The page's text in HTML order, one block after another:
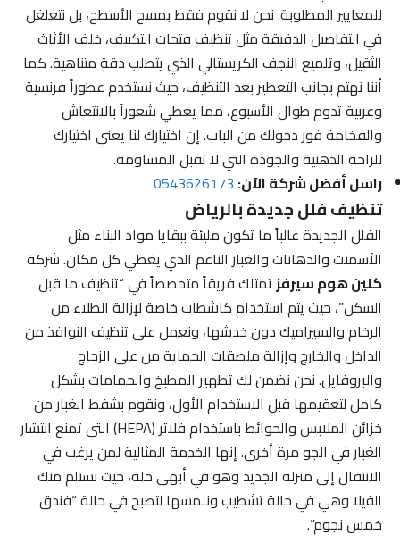
للمعايير المطلوبة. نحن لا نقوم فقط بمسح الأسطح، بل نتغلغل
في التفاصيل الدقيقة مثل تنظيف فتحات التكييف، خلف الأثاث
الثقيل، وتلميع النجف الكريستالي الذي يتطلب دقة متناهية. كما
أننا نهتم بجانب التعطير بعد التنظيف، حيث نستخدم عطوراً فرنسية
وعربية تدوم طوال الأسبوع، مما يعطي شعوراً بالانتعاش
والفخامة فور دخولك من الباب. إن اختيارك لنا يعني اختيارك
للراحة الذهنية والجودة التي لا تقبل المساومة.
راسل أفضل شركة الآن:0543626173
تنظيف فلل جديدة بالرياض
الفلل الجديدة غالباً ما تكون مليئة ببقايا مواد البناء مثل
الأسمنت والدهانات والغبار الناعم الذي يغطي كل مكان. شركة
كلين هوم سيرفزتمتلك فريقاً متخصصاً في “تنظيف ما قبل
السكن”، حيث يتم استخدام كاشطات خاصة لإزالة الطلاء من
الرخام والسيراميك دون خدشها، ونعمل على تنظيف النوافذ من
الداخل والخارج وإزالة ملصقات الحماية من على الزجاج
والبروفايل. نحن نضمن لك تطهير المطبخ والحمامات بشكل
كامل لتعقيمها قبل الاستخدام الأول، ونقوم بشفط الغبار من
خزائن الملابس والحوائط باستخدام فلاتر (HEPA) التي تمنع انتشار
الغبار في الجو مرة أخرى. إنها الخدمة المثالية لمن يرغب في
الانتقال إلى منزله الجديد وهو في أبهى حلة، حيث نستلم منك
الفيلا وهي في حالة تشطيب ونلمسها لتصبح في حالة “فندق
خمس نجوم”.